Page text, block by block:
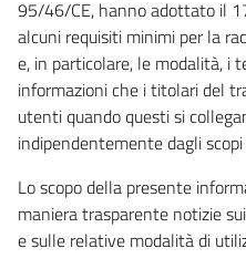
95/46/CE, hanno adottato il
alcuni requisiti minimi per la
e, in particolare, le modalità, i
informazioni che i titolari del
utenti quando questi si
indipendentemente dagli
Lo scopo della presente
maniera trasparente notizie
e sulle relative modalità di